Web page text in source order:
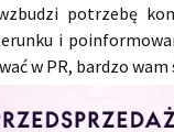
potrzebę
i
w PR, bardzo wam